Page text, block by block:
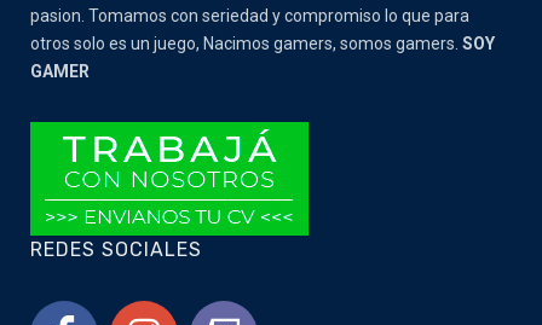
pasion. Tomamos con seriedad y compromiso lo que para
otros solo es un juego, Nacimos gamers, somos gamers. SOY
GAMER
REDES SOCIALES